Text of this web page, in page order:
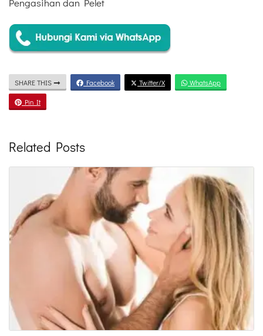
Pengasihan dan Pelet
SHARE THIS Facebook Twitter/X WhatsApp
Pin It
Related Posts